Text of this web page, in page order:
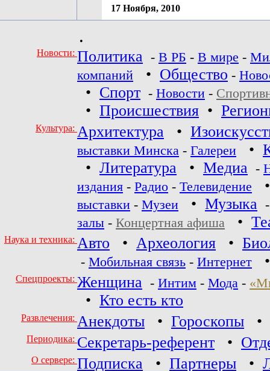
17 Ноября, 2010
•
Новости: Политика - В РБ - В мире -
компаний
• Общество -
• Спорт - Новости -
• Происшествия •
Культура: Архитектура •
выставки Минска - Галереи •
• Литература • Медиа -
издания - Радио - Телевидение
выставки - Музеи • Музыка
залы - Концертная афиша •
Наука и техника: Авто • Археология •
- Мобильная связь - Интернет
Спецпроекты: Женщина - Интим - Мода -
• Кто есть кто
Развлечения: Анекдоты • Гороскопы •
Периодика: Секретарь-референт •
О сервере: Подписка • Партнеры •